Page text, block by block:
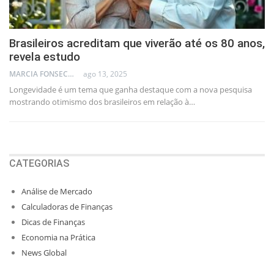
Brasileiros acreditam que viverão até os 80 anos,
revela estudo
MARCIA FONSECA - FINANCIAL CONSULTANT ago 13, 2025
Longevidade é um tema que ganha destaque com a nova pesquisa
mostrando otimismo dos brasileiros em relação à…
CATEGORIAS
Análise de Mercado
Calculadoras de Finanças
Dicas de Finanças
Economia na Prática
News Global